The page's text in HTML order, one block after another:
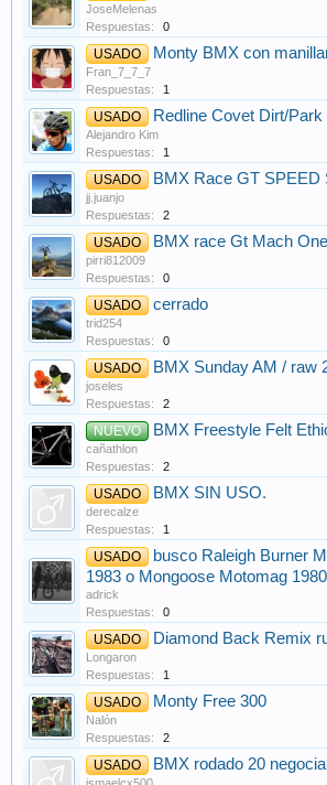
JoseMelenas
Respuestas:
0
USADO Monty BMX con
Fran_7_7_7
Respuestas:
1
USADO Redline Covet Dirt/Park
Alejandro Kim
Respuestas:
1
USADO BMX Race GT SPEED
jj.juanjo
Respuestas:
2
USADO BMX race Gt Mach
pirri812009
Respuestas:
0
USADO cerrado
trid254
Respuestas:
0
USADO BMX Sunday AM / raw
joseles
Respuestas:
2
NUEVO BMX Freestyle Felt
cañathlon
Respuestas:
2
USADO BMX SIN USO.
derecalze
Respuestas:
1
USADO
busco Raleigh Burner
1983 o Mongoose Motomag
adrick
Respuestas:
0
USADO Diamond Back Remix
Longaron
Respuestas:
1
USADO Monty Free 300
Nalón
Respuestas:
2
USADO BMX rodado 20